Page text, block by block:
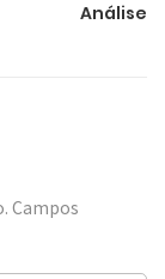
Análise
Campos